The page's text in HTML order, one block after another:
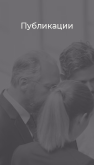
Публикации